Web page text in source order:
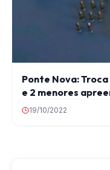
Ponte Nova:
e 2 menores
19/10/2022